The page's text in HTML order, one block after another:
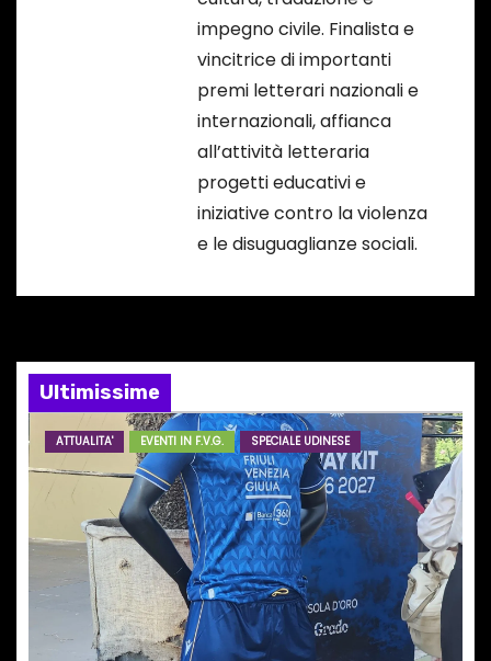
impegno civile. Finalista e
vincitrice di importanti
premi letterari nazionali e
internazionali, affianca
all’attività letteraria
progetti educativi e
iniziative contro la violenza
e le disuguaglianze sociali.
Ultimissime
ATTUALITA' EVENTI IN F.V.G. SPECIALE UDINESE